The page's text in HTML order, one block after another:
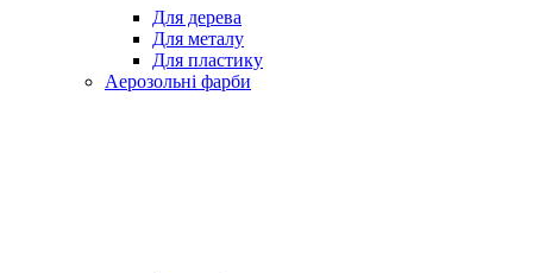
Для дерева
Для металу
Для пластику
Аерозольні фарби